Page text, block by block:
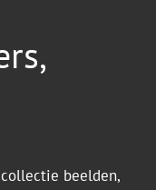
beelden,